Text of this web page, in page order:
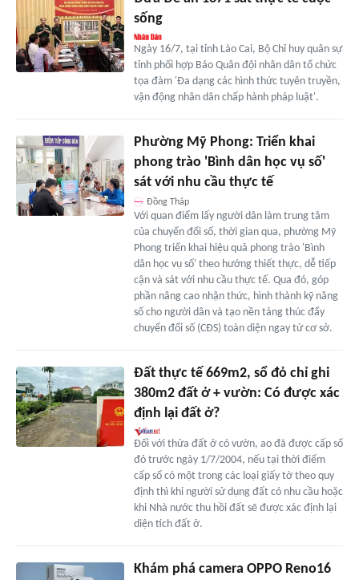
sống
Ngày 16/7, tại tỉnh Lào Cai, Bộ Chỉ huy quân sự
tỉnh phối hợp Báo Quân đội nhân dân tổ chức
tọa đàm 'Đa dạng các hình thức tuyên truyền,
vận động nhân dân chấp hành pháp luật'.
Phường Mỹ Phong: Triển khai
phong trào 'Bình dân học vụ số'
sát với nhu cầu thực tế
Đồng Tháp
Với quan điểm lấy người dân làm trung tâm
của chuyển đổi số, thời gian qua, phường Mỹ
Phong triển khai hiệu quả phong trào 'Bình
dân học vụ số' theo hướng thiết thực, dễ tiếp
cận và sát với nhu cầu thực tế. Qua đó, góp
phần nâng cao nhận thức, hình thành kỹ năng
số cho người dân và tạo nền tảng thúc đẩy
chuyển đổi số (CĐS) toàn diện ngay từ cơ sở.
Đất thực tế 669m2, sổ đỏ chỉ ghi
380m2 đất ở + vườn: Có được xác
định lại đất ở?
Đối với thửa đất ở có vườn, ao đã được cấp sổ
đỏ trước ngày 1/7/2004, nếu tại thời điểm
cấp sổ có một trong các loại giấy tờ theo quy
định thì khi người sử dụng đất có nhu cầu hoặc
khi Nhà nước thu hồi đất sẽ được xác định lại
diện tích đất ở.
Khám phá camera OPPO Reno16